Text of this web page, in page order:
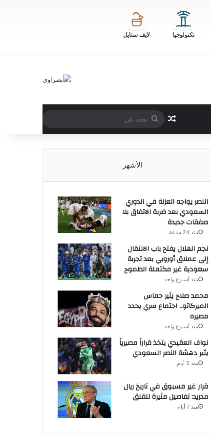
تكنولوجيا لايف ستايل
مقال عشوائي
بحث
عن
الأشهر
النصر يواجه العزلة في الدوري
السعودي بعد ضربة الاتفاق بلا
صفقات جديدة
منذ 24 ساعة
نجم الهلال يفتح باب الانتقال
إلى عملاق أوروبي بعد تجربة
سعودية غير مكتملة الطموح
منذ أسبوع واحد
محمد صلاح يثير حماس
الميركاتو.. اجتماع سري يحدد
مصيره
منذ أسبوع واحد
نواف العقيدي يتخذ قراراً مصيرياً
يثير دهشة النصر السعودي
منذ 5 أيام
قرار غير مسبوق في تاريخ ريال
مدريد: تفاصيل مثيرة للقلق
منذ 7 أيام